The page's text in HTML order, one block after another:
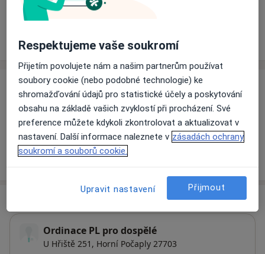
Ceník Adresy Názory pacientů
Ceník
Informace o službách a cenách nejsou k dispozici
Tento specialista ještě nepřidával žádné informace o
svých službách.
Ordinace PL pro dospělé
U Hřiště 251, Horní Počaply 27703
Respektujeme vaše soukromí
Přijetím povolujete nám a našim partnerům používat
soubory cookie (nebo podobné technologie) ke
shromažďování údajů pro statistické účely a poskytování
obsahu na základě vašich zvyklostí při procházení. Své
preference můžete kdykoli zkontrolovat a aktualizovat v
nastavení. Další informace naleznete v zásadách ochrany
soukromí a souborů cookie.
Upravit nastavení Přijmout